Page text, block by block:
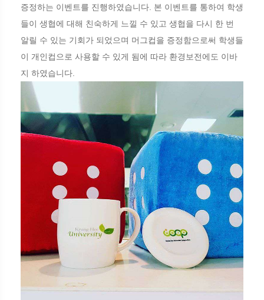
증정하는 이벤트를 진행하였습니다. 본 이벤트를 통하여 학생
들이 생협에 대해 친숙하게 느낄 수 있고 생협을 다시 한 번
알릴 수 있는 기회가 되었으며 머그컵을 증정함으로써 학생들
이 개인컵으로 사용할 수 있게 됨에 따라 환경보전에도 이바
지 하였습니다.